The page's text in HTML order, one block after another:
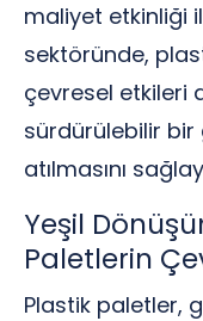
maliyet etkinliği
sektöründe,
çevresel etkileri
sürdürülebilir bir
atılmasını
Yeşil
Paletlerin
Plastik paletler,